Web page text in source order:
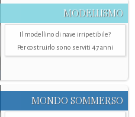
MODELLISMO
Il modellino di nave irripetibile?
Per costruirlo sono serviti 47 anni
MONDO SOMMERSO